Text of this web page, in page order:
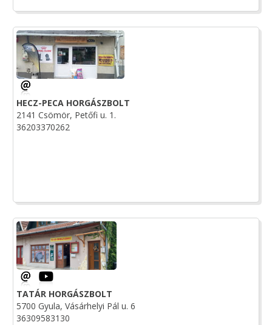
HECZ-PECA HORGÁSZBOLT
2141 Csömör, Petőfi u. 1.
36203370262
TATÁR HORGÁSZBOLT
5700 Gyula, Vásárhelyi Pál u. 6
36309583130